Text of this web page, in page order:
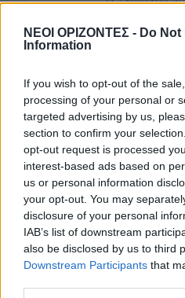
ΝΕΟΙ ΟΡΙΖΟΝΤΕΣ - Do
Information
If you wish to opt-out of the
processing of your personal or
targeted advertising by us,
section to confirm your
opt-out request is processed
interest-based ads based on
us or personal information
your opt-out. You may
disclosure of your personal
IAB’s list of downstream
also be disclosed by us to third
Downstream Participants that
ΝΟΜΌΣ ΧΑΝΊΩΝ •
7 Αυγούστου
Δημοφιλή αυτή την